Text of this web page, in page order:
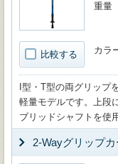
比較する
重量
カラ
I型・T型の両グリップ
軽量モデルです。上段
ブリッドシャフトを使
2-Wayグリップ